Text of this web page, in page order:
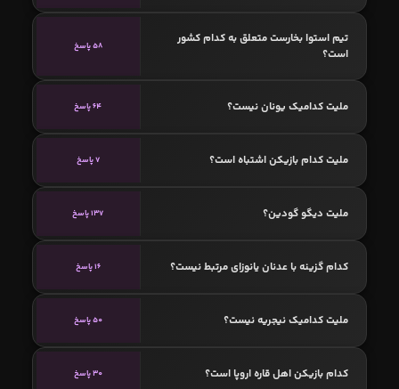
تیم استوا بخارست متعلق به کدام کشور
است؟
58 پاسخ
ملیت کدامیک یونان نیست؟ 64 پاسخ
ملیت کدام بازیکن اشتباه است؟ 7 پاسخ
ملیت دیگو گودین؟ 137 پاسخ
کدام گزینه با عدنان یانوزای مرتبط نیست؟ 16 پاسخ
ملیت کدامیک نیجریه نیست؟ 50 پاسخ
کدام بازیکن اهل قاره اروپا است؟ 30 پاسخ